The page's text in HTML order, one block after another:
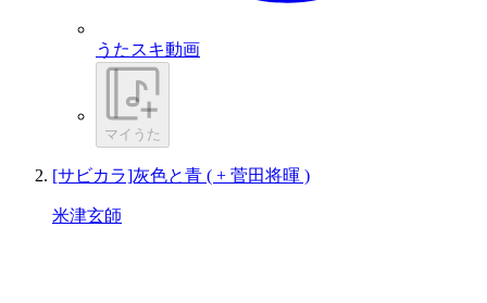
うたスキ動画
マイうた
[サビカラ]灰色と青 ( + 菅田将暉 )
米津玄師